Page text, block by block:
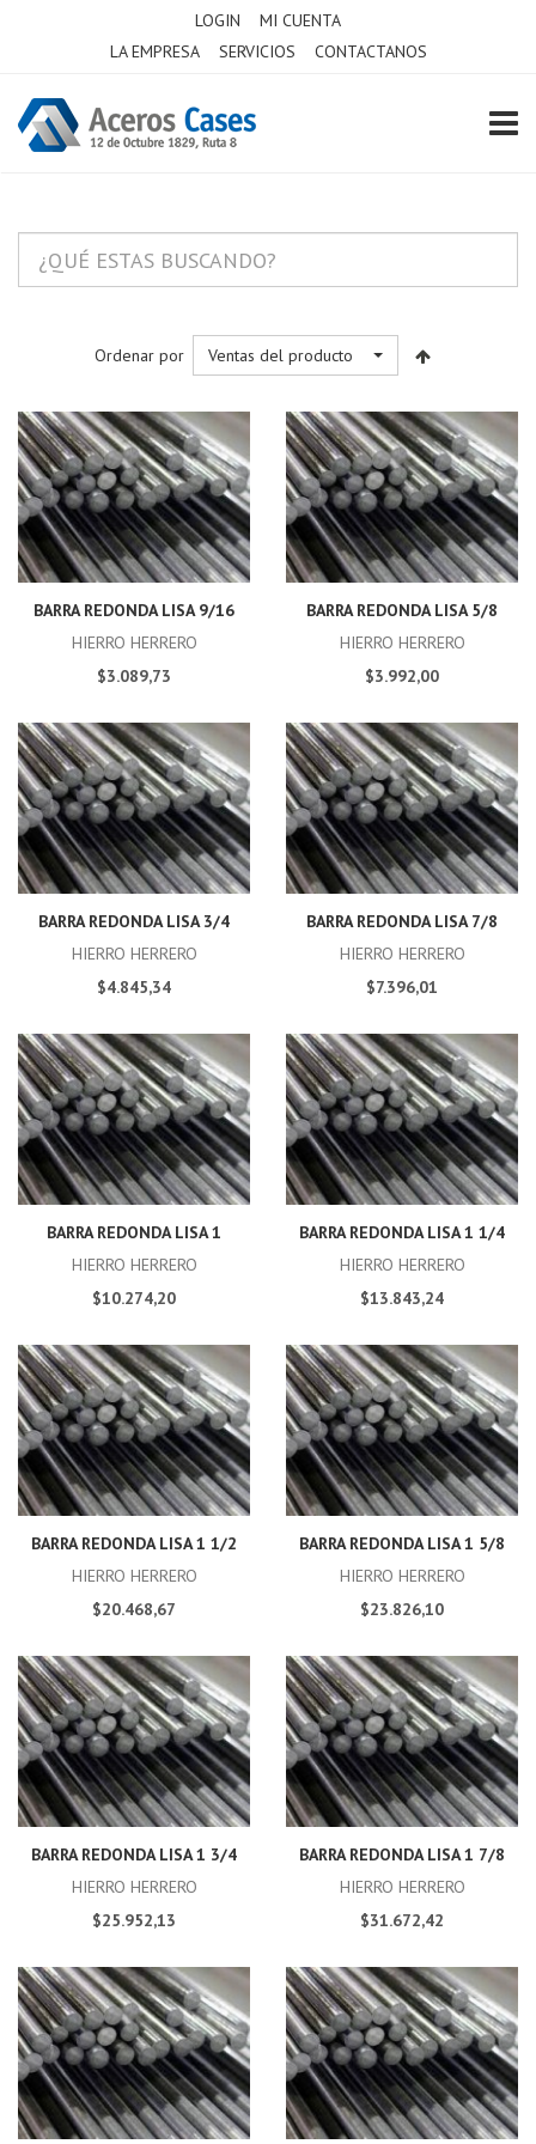
LOGIN
MI CUENTA
LA EMPRESA
SERVICIOS CONTACTANOS
Ordenar por Ventas del producto
BARRA REDONDA LISA 9/16
HIERRO HERRERO
$3.089,73
BARRA REDONDA LISA 5/8
HIERRO HERRERO
$3.992,00
BARRA REDONDA LISA 3/4
HIERRO HERRERO
$4.845,34
BARRA REDONDA LISA 7/8
HIERRO HERRERO
$7.396,01
BARRA REDONDA LISA 1
HIERRO HERRERO
$10.274,20
BARRA REDONDA LISA 1 1/4
HIERRO HERRERO
$13.843,24
BARRA REDONDA LISA 1 1/2
HIERRO HERRERO
$20.468,67
BARRA REDONDA LISA 1 5/8
HIERRO HERRERO
$23.826,10
BARRA REDONDA LISA 1 3/4
HIERRO HERRERO
$25.952,13
BARRA REDONDA LISA 1 7/8
HIERRO HERRERO
$31.672,42